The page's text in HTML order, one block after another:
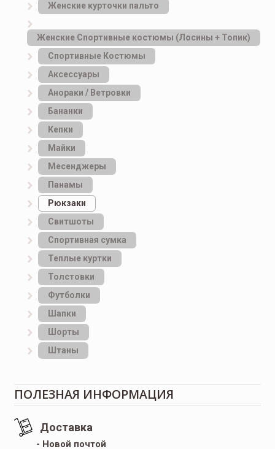
Женские курточки пальто
Женские Спортивные костюмы (Лосины + Топик)
Спортивные Костюмы
Аксессуары
Анораки / Ветровки
Бананки
Кепки
Майки
Месенджеры
Панамы
Рюкзаки
Свитшоты
Спортивная сумка
Теплые куртки
Толстовки
Футболки
Шапки
Шорты
Штаны
ПОЛЕЗНАЯ ИНФОРМАЦИЯ
Доставка
- Новой почтой